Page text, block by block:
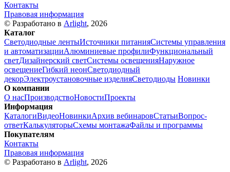
Контакты
Правовая информация
© Разработано в Arlight, 2026
Каталог
Светодиодные лентыИсточники питанияСистемы управления
и автоматизацииАлюминиевые профилиФункциональный
светДизайнерский светСистемы освещенияНаружное
освещениеГибкий неонСветодиодный
декорЭлектроустановочные изделияСветодиоды Новинки
О компании
О насПроизводствоНовостиПроекты
Информация
КаталогиВидеоНовинкиАрхив вебинаровСтатьиВопрос-
ответКалькуляторыСхемы монтажаФайлы и программы
Покупателям
Контакты
Правовая информация
© Разработано в Arlight, 2026